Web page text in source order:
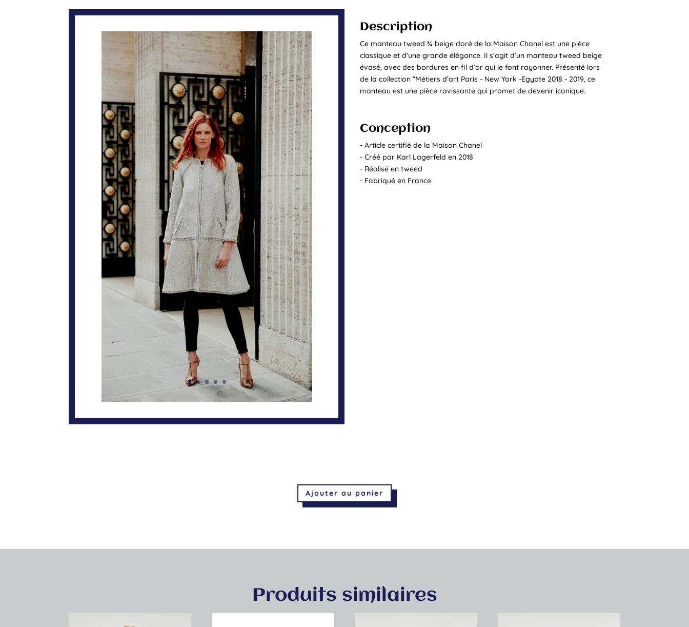
Description
Ce manteau tweed ¾ beige doré de la Maison Chanel est une pièce
classique et d'une grande élégance. Il s’agit d’un manteau tweed beige
évasé, avec des bordures en fil d’or qui le font rayonner. Présenté lors
de la collection “Métiers d’art Paris - New York -Egypte 2018 - 2019, ce
manteau est une pièce ravissante qui promet de devenir iconique.
Conception
- Article certifié de la Maison Chanel
- Créé par Karl Lagerfeld en 2018
- Réalisé en tweed
- Fabriqué en France
Ajouter au panier
Produits similaires